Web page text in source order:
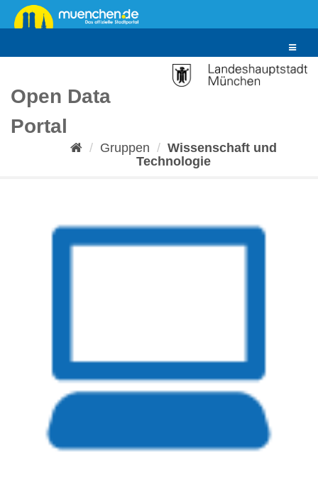
Überspringen
zum
Toggle
Open Data
Portal
Gruppen
Wissenschaft und
Technologie